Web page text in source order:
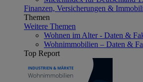
Finanzen, Versicherungen &
Themen
Weitere Themen
Wohnen im Alter - Daten &
Wohnimmobilien – Daten &
Top Report